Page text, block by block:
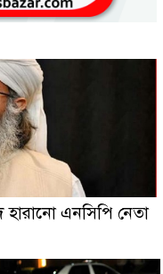
হারানো এনসিপি নেতা